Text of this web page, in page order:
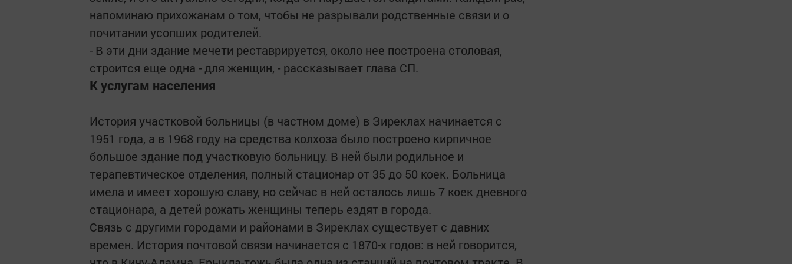
напоминаю прихожанам о том, чтобы не разрывали родственные связи и о
почитании усопших родителей.
- В эти дни здание мечети реставрируется, около нее построена столовая,
строится еще одна - для женщин, - рассказывает глава СП.
К услугам населения
История участковой больницы (в частном доме) в Зиреклах начинается с
1951 года, а в 1968 году на средства колхоза было построено кирпичное
большое здание под участковую больницу. В ней были родильное и
терапевтическое отделения, полный стационар от 35 до 50 коек. Больница
имела и имеет хорошую славу, но сейчас в ней осталось лишь 7 коек дневного
стационара, а детей рожать женщины теперь ездят в города.
Связь с другими городами и районами в Зиреклах существует с давних
времен. История почтовой связи начинается с 1870-х годов: в ней говорится,